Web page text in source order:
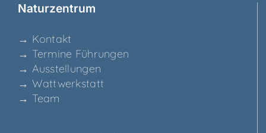
Natur­zen­trum
→ Kon­takt
→ Ter­mi­ne Führungen
→ Aus­stel­lun­gen
→ Watt­werk­statt
→ Team